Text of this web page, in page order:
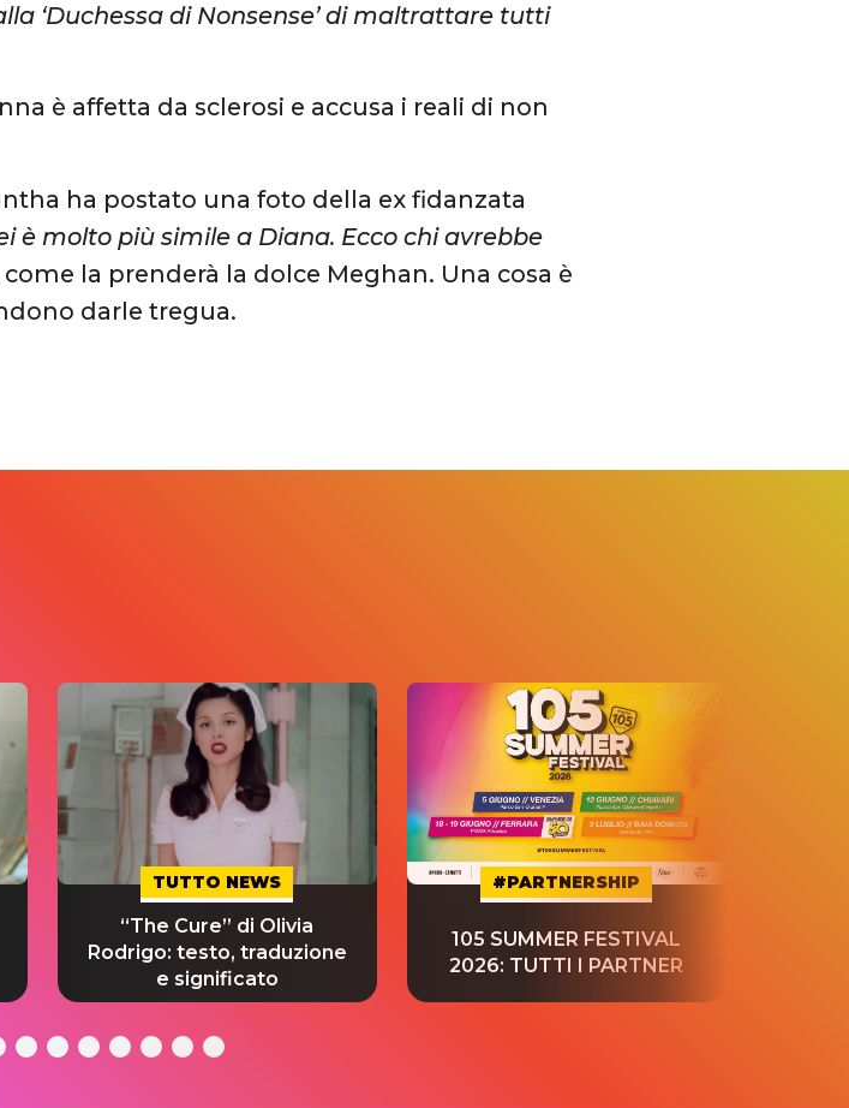
‘Duchessa di Nonsense’ di maltrattare tutti
è affetta da sclerosi e accusa i reali di non
ha postato una foto della ex fidanzata
è molto più simile a Diana. Ecco chi avrebbe
come la prenderà la dolce Meghan. Una cosa è
darle tregua.
TUTTO NEWS
“The Cure” di Olivia
Rodrigo: testo, traduzione
e significato
#PARTNERSHIP
105 SUMMER FESTIVAL
2026: TUTTI I PARTNER